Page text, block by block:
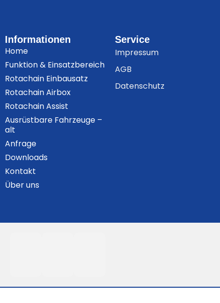
Informationen
Home
Funktion & Einsatzbereich
Rotachain Einbausatz
Rotachain Airbox
Rotachain Assist
Ausrüstbare Fahrzeuge –
alt
Anfrage
Downloads
Kontakt
Über uns
Service
Impressum
AGB
Datenschutz